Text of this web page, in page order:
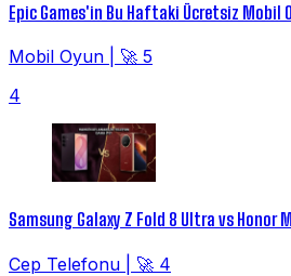
Epic Games'in Bu Haftaki Ücretsiz Mobil
Mobil Oyun
🚀 5
4
Samsung Galaxy Z Fold 8 Ultra vs Honor
Cep Telefonu
🚀 4